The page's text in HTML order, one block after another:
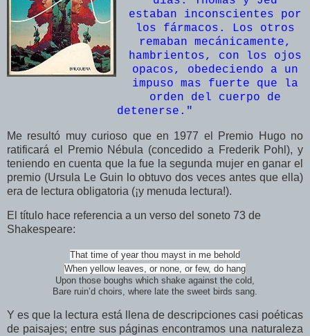
estaban inconscientes por
los fármacos. Los otros
remaban mecánicamente,
hambrientos, con los ojos
opacos, obedeciendo a un
impuso mas fuerte que la
orden del cuerpo de
detenerse."
Me resultó muy curioso que en 1977 el Premio Hugo no
ratificará el Premio Nébula (concedido a Frederik Pohl), y
teniendo en cuenta que la fue la segunda mujer en ganar el
premio (Ursula Le Guin lo obtuvo dos veces antes que ella)
era de lectura obligatoria (¡y menuda lectura!).
El título hace referencia a un verso del soneto 73 de
Shakespeare:
That time of year thou mayst in me behold
When yellow leaves, or none, or few, do hang
Upon those boughs which shake against the cold,
Bare ruin’d choirs, where late the sweet birds sang.
Y es que la lectura está llena de descripciones casi poéticas
de paisajes; entre sus páginas encontramos una naturaleza